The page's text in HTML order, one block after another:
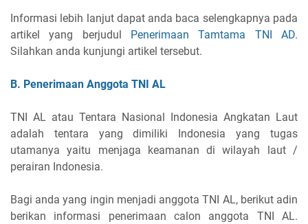
Informasi lebih lanjut dapat anda baca selengkapnya pada
artikel yang berjudul
Penerimaan Tamtama TNI AD.
Silahkan anda kunjungi artikel tersebut.
B. Penerimaan Anggota TNI AL
TNI AL atau Tentara Nasional Indonesia Angkatan Laut
adalah tentara yang dimiliki Indonesia yang tugas
utamanya yaitu menjaga keamanan di wilayah laut /
perairan Indonesia.
Bagi anda yang ingin menjadi anggota TNI AL, berikut adin
berikan informasi penerimaan calon anggota TNI AL.